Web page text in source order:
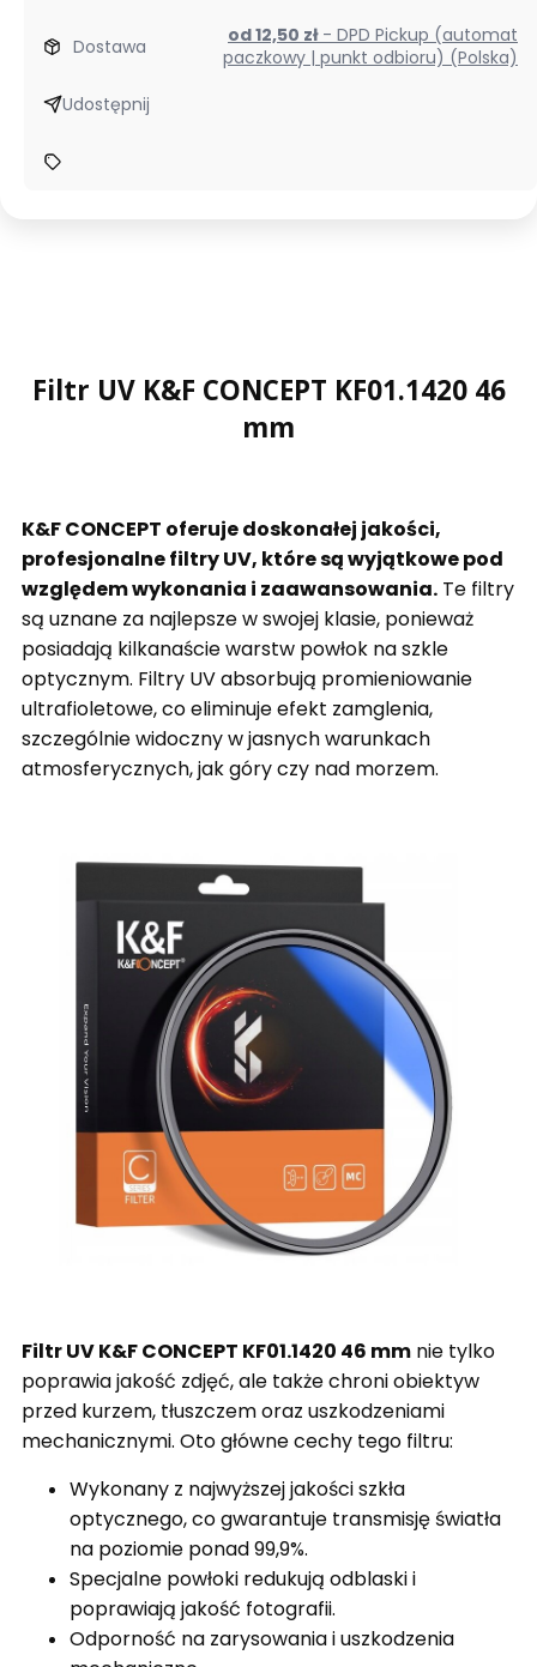
Dostawa od 12,50 zł - DPD Pickup (automat
paczkowy | punkt odbioru) (Polska)
Udostępnij
Filtr UV K&F CONCEPT KF01.1420 46
mm
K&F CONCEPT oferuje doskonałej jakości,
profesjonalne filtry UV, które są wyjątkowe pod
względem wykonania i zaawansowania. Te filtry
są uznane za najlepsze w swojej klasie, ponieważ
posiadają kilkanaście warstw powłok na szkle
optycznym. Filtry UV absorbują promieniowanie
ultrafioletowe, co eliminuje efekt zamglenia,
szczególnie widoczny w jasnych warunkach
atmosferycznych, jak góry czy nad morzem.
Filtr UV K&F CONCEPT KF01.1420 46 mm nie tylko
poprawia jakość zdjęć, ale także chroni obiektyw
przed kurzem, tłuszczem oraz uszkodzeniami
mechanicznymi. Oto główne cechy tego filtru:
Wykonany z najwyższej jakości szkła
optycznego, co gwarantuje transmisję światła
na poziomie ponad 99,9%.
Specjalne powłoki redukują odblaski i
poprawiają jakość fotografii.
Odporność na zarysowania i uszkodzenia